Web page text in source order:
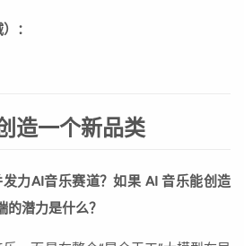
：
造一个新品类
力AI音乐赛道？如果 AI 音乐能创造
的潜力是什么？